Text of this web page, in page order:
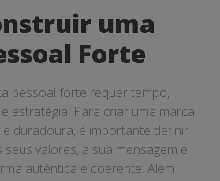
uma
Forte
pessoal forte requer tempo,
estratégia. Para criar uma marca
duradoura, é importante definir
valores, a sua mensagem e
autêntica e coerente. Além